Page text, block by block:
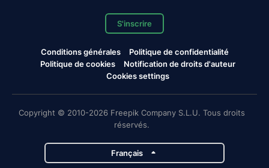
S'inscrire
Conditions générales
Politique de confidentialité
Politique de cookies
Notification de droits d'auteur
Cookies settings
Copyright © 2010-2026 Freepik Company S.L.U. Tous droits
réservés.
Français